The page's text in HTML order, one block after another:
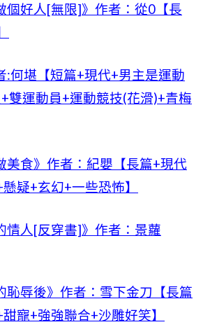
個好人[無限]》作者：從0【長
:何堪【短篇+現代+男主是運動
雙運動員+運動競技(花滑)+青梅
美食》作者：紀嬰【長篇+現代
疑+玄幻+一些恐怖】
情人[反穿書]》作者：景蘿
恥辱後》作者：雪下金刀【長篇
寵+強強聯合+沙雕好笑】